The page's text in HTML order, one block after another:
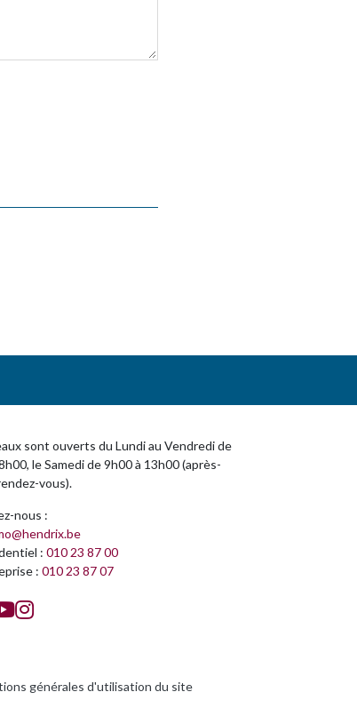
sont ouverts du Lundi au Vendredi de
le Samedi de 9h00 à 13h00 (après-
vous).
nous :
:010 23 87 00
:010 23 87 07
générales d'utilisation du site